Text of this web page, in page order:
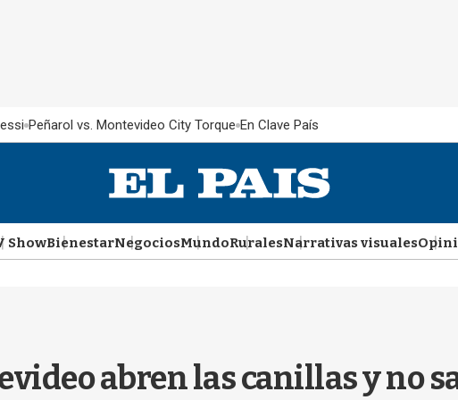
Peñarol vs. Montevideo City Torque En Clave País
ShowBienestarNegociosMundoRuralesNarrativas visuales
abren las canillas y no